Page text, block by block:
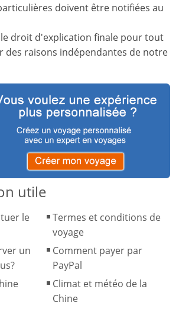
doivent être notifiées au
le droit d'explication finale pour tout
des raisons indépendantes de notre
utile
le
Termes et conditions de
voyage
un
Comment payer par
PayPal
Climat et météo de la
Chine